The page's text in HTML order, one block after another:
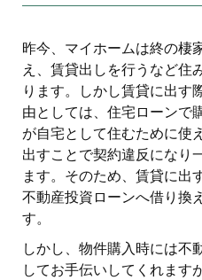
昨今、マイホームは終の棲
え、賃貸出しを行うなど住
ります。しかし賃貸に出す
由としては、住宅ローンで
が自宅として住むために使
出すことで契約違反になり
ます。そのため、賃貸に出
不動産投資ローンへ借り換
す。
しかし、物件購入時には不
してお手伝いしてくれます